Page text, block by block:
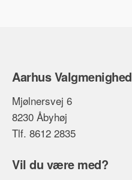
Aarhus Valgmenighed
Mjølnersvej 6
8230 Åbyhøj
Tlf. 8612 2835
Vil du være med?